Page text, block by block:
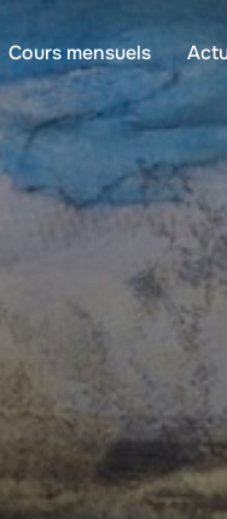
Cours mensuels